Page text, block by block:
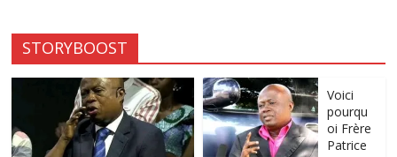
STORYBOOST
Voici
pourqu
oi Frère
Patrice